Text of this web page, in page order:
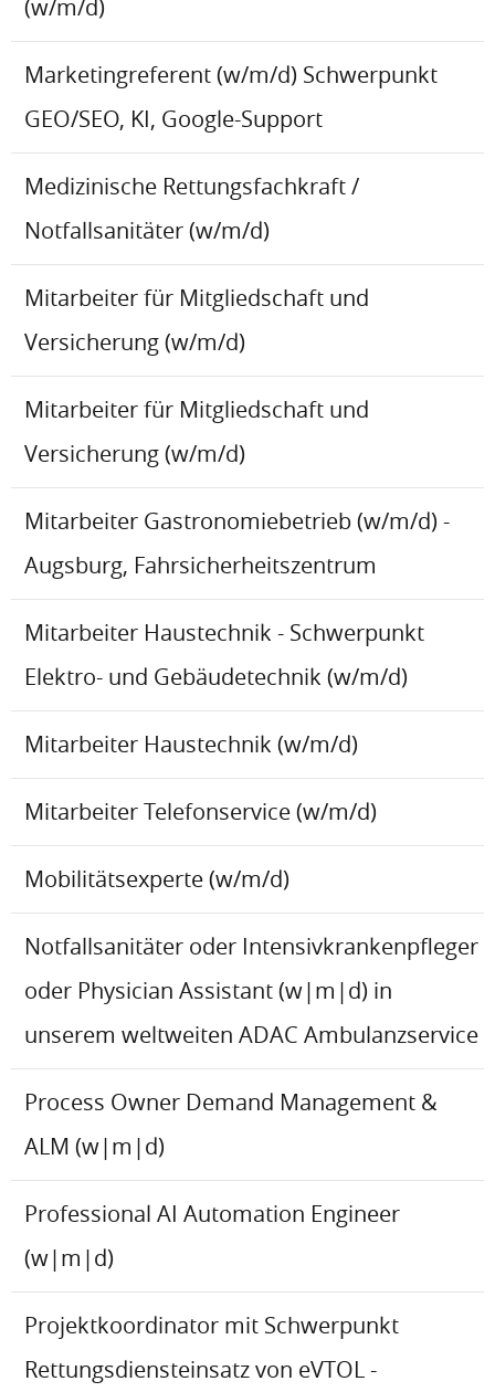
(w/m/d)
Marketingreferent (w/m/d) Schwerpunkt
GEO/SEO, KI, Google-Support
Medizinische Rettungsfachkraft /
Notfallsanitäter (w/m/d)
Mitarbeiter für Mitgliedschaft und
Versicherung (w/m/d)
Mitarbeiter für Mitgliedschaft und
Versicherung (w/m/d)
Mitarbeiter Gastronomiebetrieb (w/m/d) -
Augsburg, Fahrsicherheitszentrum
Mitarbeiter Haustechnik - Schwerpunkt
Elektro- und Gebäudetechnik (w/m/d)
Mitarbeiter Haustechnik (w/m/d)
Mitarbeiter Telefonservice (w/m/d)
Mobilitätsexperte (w/m/d)
Notfallsanitäter oder Intensivkrankenpfleger
oder Physician Assistant (w|m|d) in
unserem weltweiten ADAC Ambulanzservice
Process Owner Demand Management &
ALM (w|m|d)
Professional AI Automation Engineer
(w|m|d)
Projektkoordinator mit Schwerpunkt
Rettungsdiensteinsatz von eVTOL -